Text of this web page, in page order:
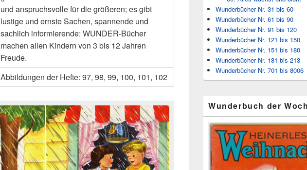
und anspruchsvolle für die größeren; es gibt
lustige und ernste Sachen, spannende und
sachlich informierende: WUNDER-Bücher
machen allen Kindern von 3 bis 12 Jahren
Freude.
Abbildungen der Hefte: 97, 98, 99, 100, 101, 102
Wunderbücher Nr. 31 bis 60
Wunderbücher Nr. 61 bis 90
Wunderbücher Nr. 91 bis 120
Wunderbücher Nr. 121 bis 150
Wunderbücher Nr. 151 bis 180
Wunderbücher Nr. 181 bis 213
Wunderbücher Nr. 701 bis 8006
Wunderbuch der